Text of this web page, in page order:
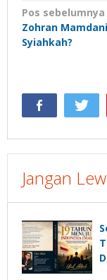
Navigasi
pos
Pos sebelumnya
Zohran
Syiahkah?
Jangan